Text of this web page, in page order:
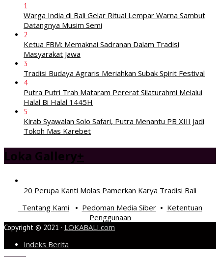
1
Warga India di Bali Gelar Ritual Lempar Warna Sambut
Datangnya Musim Semi
2
Ketua FBM: Memaknai Sadranan Dalam Tradisi
Masyarakat Jawa
3
Tradisi Budaya Agraris Meriahkan Subak Spirit Festival
4
Putra Putri Trah Mataram Pererat Silaturahmi Melalui
Halal Bi Halal 1445H
5
Kirab Syawalan Solo Safari, Putra Menantu PB XIII Jadi
Tokoh Mas Karebet
Loka Gallery+
20 Perupa Kanti Molas Pamerkan Karya Tradisi Bali
Tentang Kami • Pedoman Media Siber• Ketentuan
Penggunaan
Copyright © 2021 · LOKABALI.com
Indeks Berita